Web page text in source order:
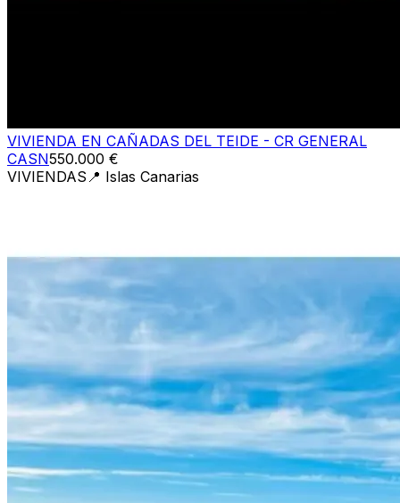
VIVIENDA EN CAÑADAS DEL TEIDE - CR GENERAL
CASN550.000 €
VIVIENDAS 📍 Islas Canarias